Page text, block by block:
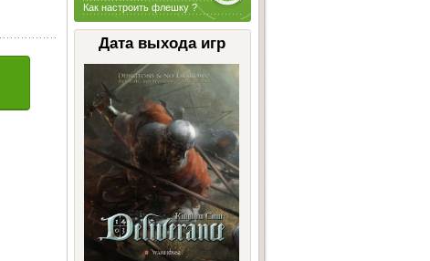
Как настроить флешку ?
Дата выхода игр